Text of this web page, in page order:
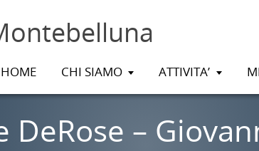
HOME CHI SIAMO ATTIVITA’
DeRose –